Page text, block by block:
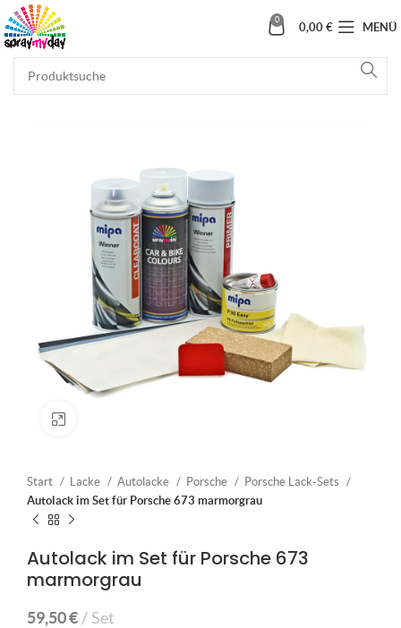
0
0,00 € MENÜ
Start Lacke Autolacke Porsche
Porsche Lack-Sets
Autolack im Set für Porsche 673 marmorgrau
Autolack im Set für Porsche 673
marmorgrau
59,50€ Set